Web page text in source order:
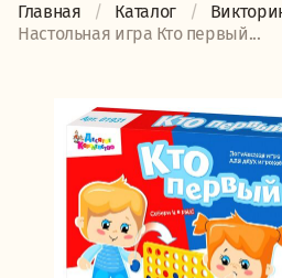
Главная Каталог
Настольная игра Кто первый...